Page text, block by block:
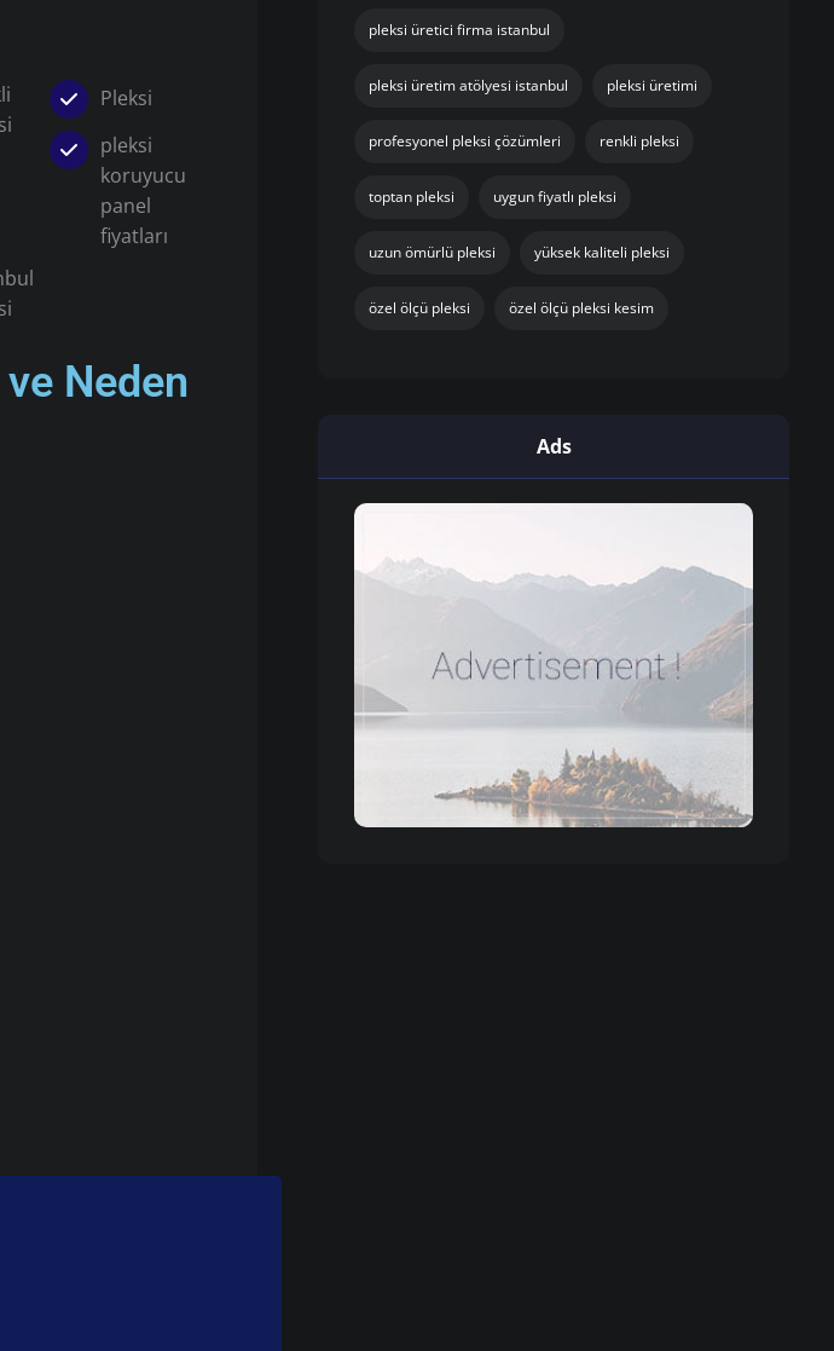
Pleksi
pleksi
koruyucu
panel
fiyatları
Neden
pleksi üretici firma istanbul
pleksi üretim atölyesi istanbul pleksi üretimi
profesyonel pleksi çözümleri renkli pleksi
toptan pleksi uygun fiyatlı pleksi
uzun ömürlü pleksi yüksek kaliteli pleksi
özel ölçü pleksi özel ölçü pleksi kesim
Ads